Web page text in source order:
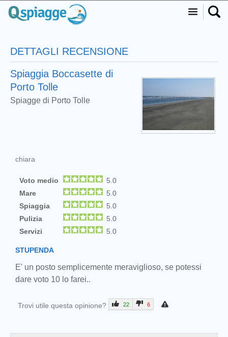
DETTAGLI RECENSIONE
Spiaggia Boccasette di
Porto Tolle
Spiagge di Porto Tolle
chiara
Voto medio
5.0
Mare
5.0
Spiaggia
5.0
Pulizia
5.0
Servizi
5.0
STUPENDA
E' un posto semplicemente meraviglioso, se potessi
dare voto 10 lo farei..
Trovi utile questa opinione? 22 6